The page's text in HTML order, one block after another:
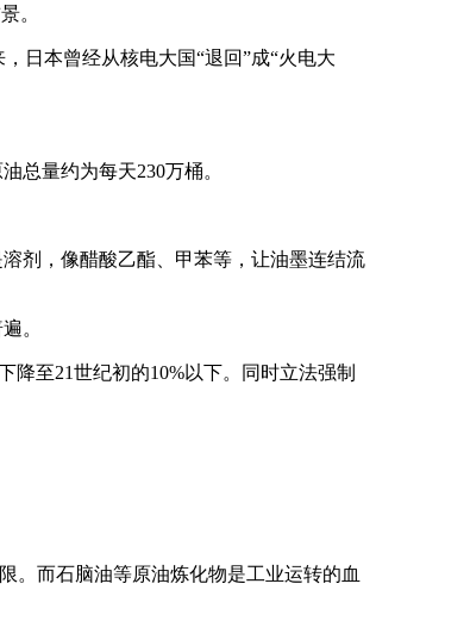
。
日本曾经从核电大国“退回”成“火电大
量约为每天230万桶。
剂，像醋酸乙酯、甲苯等，让油墨连结流
。
至21世纪初的10%以下。同时立法强制
而石脑油等原油炼化物是工业运转的血